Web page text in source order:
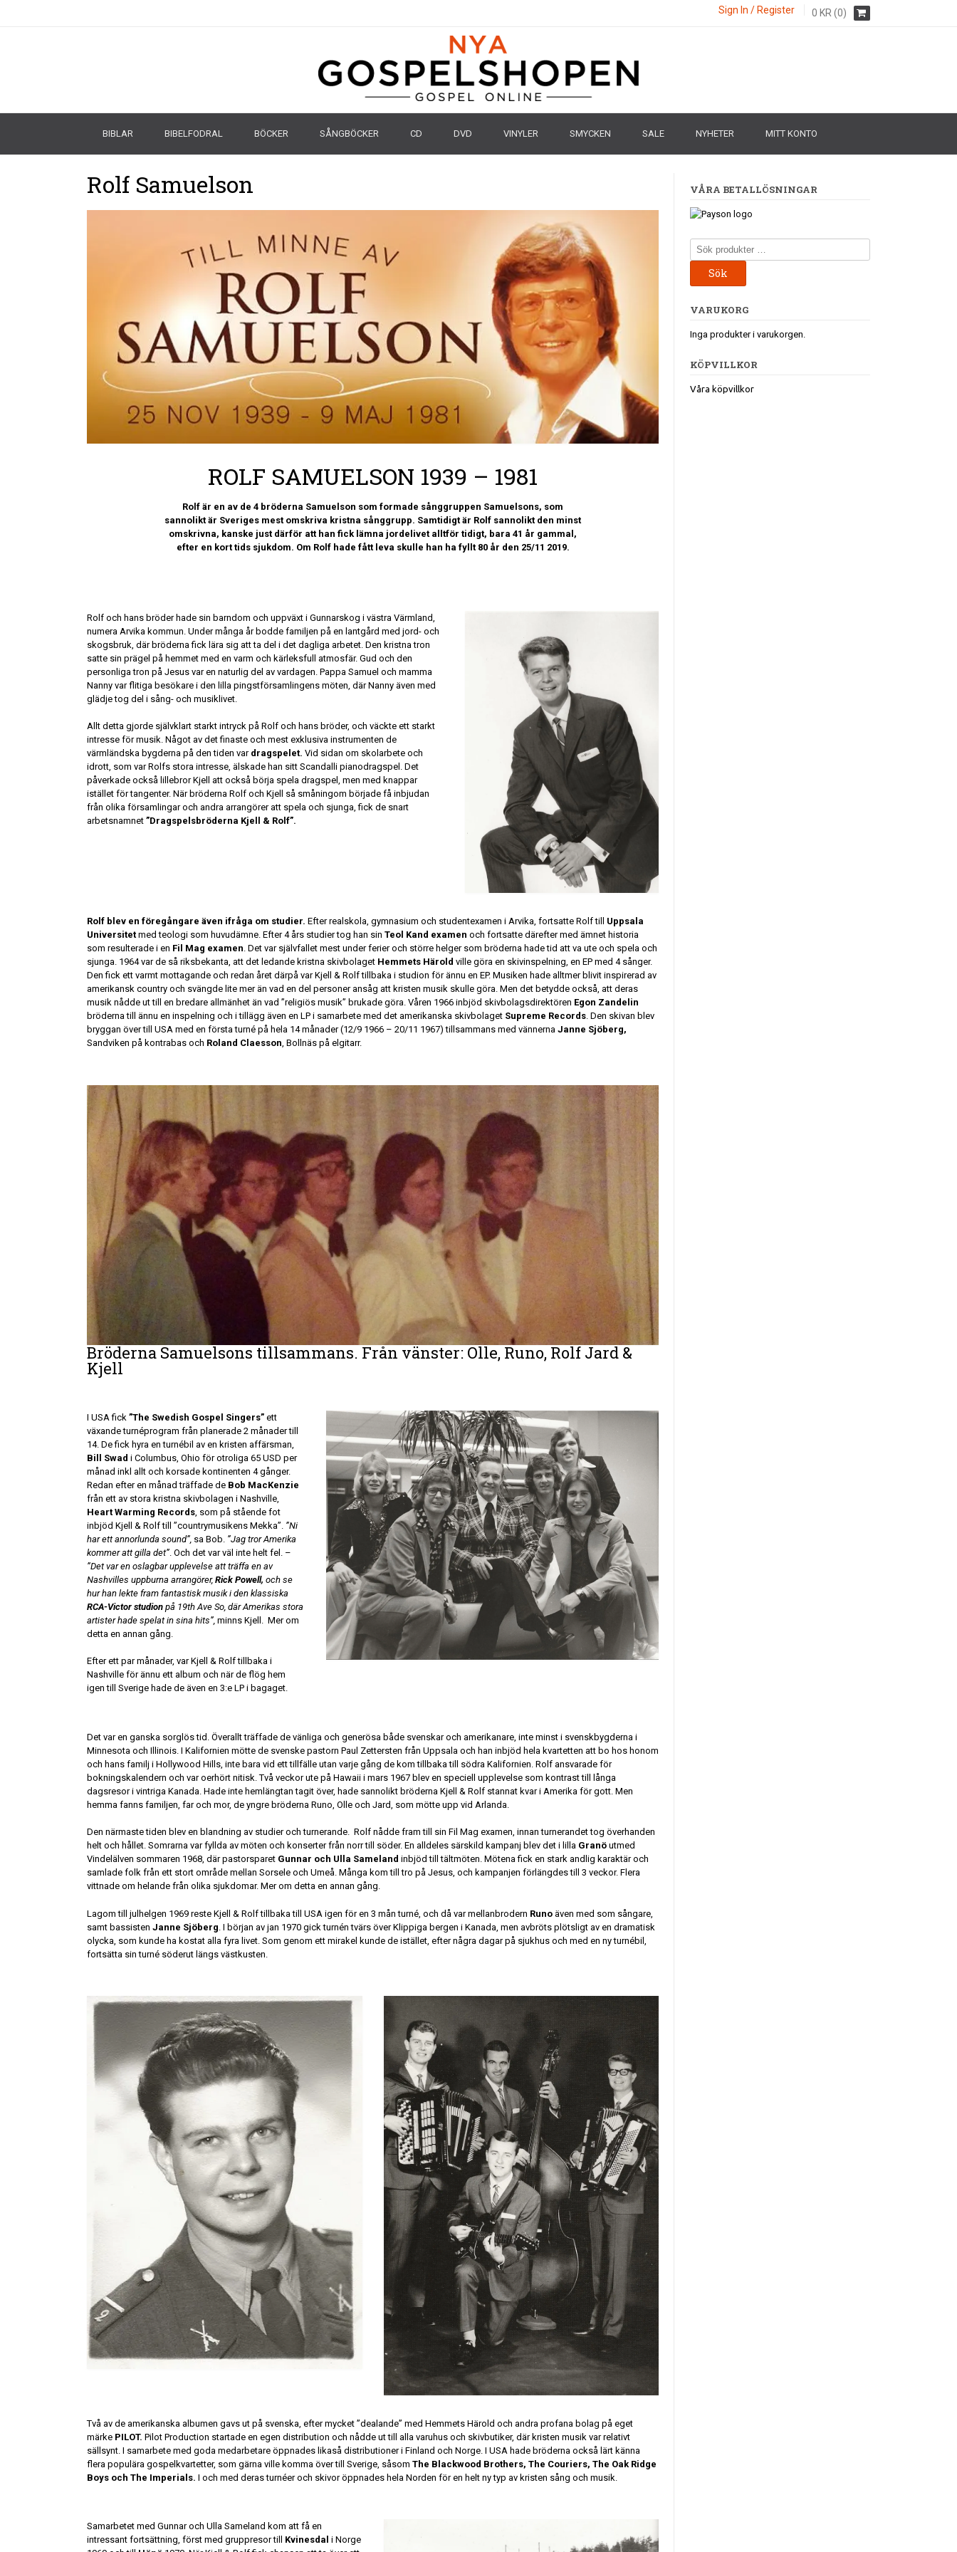
Sign In / Register 0 KR (0)
BIBLAR BIBELFODRAL BÖCKER SÅNGBÖCKER CD DVD VINYLER SMYCKEN SALE NYHETER MITT KONTO
Rolf Samuelson
ROLF SAMUELSON 1939 – 1981
Rolf är en av de 4 bröderna Samuelson som formade sånggruppen Samuelsons, som
sannolikt är Sveriges mest omskriva kristna sånggrupp. Samtidigt är Rolf sannolikt den minst
omskrivna, kanske just därför att han fick lämna jordelivet alltför tidigt, bara 41 år gammal,
efter en kort tids sjukdom. Om Rolf hade fått leva skulle han ha fyllt 80 år den 25/11 2019.
Rolf och hans bröder hade sin barndom och uppväxt i Gunnarskog i västra Värmland,
numera Arvika kommun. Under många år bodde familjen på en lantgård med jord- och
skogsbruk, där bröderna fick lära sig att ta del i det dagliga arbetet. Den kristna tron
satte sin prägel på hemmet med en varm och kärleksfull atmosfär. Gud och den
personliga tron på Jesus var en naturlig del av vardagen. Pappa Samuel och mamma
Nanny var flitiga besökare i den lilla pingstförsamlingens möten, där Nanny även med
glädje tog del i sång- och musiklivet.
Allt detta gjorde självklart starkt intryck på Rolf och hans bröder, och väckte ett starkt
intresse för musik. Något av det finaste och mest exklusiva instrumenten de
värmländska bygderna på den tiden var dragspelet. Vid sidan om skolarbete och
idrott, som var Rolfs stora intresse, älskade han sitt Scandalli pianodragspel. Det
påverkade också lillebror Kjell att också börja spela dragspel, men med knappar
istället för tangenter. När bröderna Rolf och Kjell så småningom började få inbjudan
från olika församlingar och andra arrangörer att spela och sjunga, fick de snart
arbetsnamnet ”Dragspelsbröderna Kjell & Rolf”.
Rolf blev en föregångare även ifråga om studier. Efter realskola, gymnasium och studentexamen i Arvika, fortsatte Rolf till Uppsala
Universitet med teologi som huvudämne. Efter 4 års studier tog han sin Teol Kand examen och fortsatte därefter med ämnet historia
som resulterade i en Fil Mag examen. Det var självfallet mest under ferier och större helger som bröderna hade tid att va ute och spela och
sjunga. 1964 var de så riksbekanta, att det ledande kristna skivbolaget Hemmets Härold ville göra en skivinspelning, en EP med 4 sånger.
Den fick ett varmt mottagande och redan året därpå var Kjell & Rolf tillbaka i studion för ännu en EP. Musiken hade alltmer blivit inspirerad av
amerikansk country och svängde lite mer än vad en del personer ansåg att kristen musik skulle göra. Men det betydde också, att deras
musik nådde ut till en bredare allmänhet än vad ”religiös musik” brukade göra. Våren 1966 inbjöd skivbolagsdirektören Egon Zandelin
bröderna till ännu en inspelning och i tillägg även en LP i samarbete med det amerikanska skivbolaget Supreme Records. Den skivan blev
bryggan över till USA med en första turné på hela 14 månader (12/9 1966 – 20/11 1967) tillsammans med vännerna Janne Sjöberg,
Sandviken på kontrabas och Roland Claesson, Bollnäs på elgitarr.
Bröderna Samuelsons tillsammans. Från vänster: Olle, Runo, Rolf Jard &
Kjell
I USA fick ”The Swedish Gospel Singers” ett
växande turnéprogram från planerade 2 månader till
14. De fick hyra en turnébil av en kristen affärsman,
Bill Swad i Columbus, Ohio för otroliga 65 USD per
månad inkl allt och korsade kontinenten 4 gånger.
Redan efter en månad träffade de Bob MacKenzie
från ett av stora kristna skivbolagen i Nashville,
Heart Warming Records , som på stående fot
inbjöd Kjell & Rolf till ”countrymusikens Mekka”. ”Ni
har ett annorlunda sound”, sa Bob. ”Jag tror Amerika
kommer att gilla det” . Och det var väl inte helt fel. –
”Det var en oslagbar upplevelse att träffa en av
Nashvilles uppburna arrangörer, Rick Powell, och se
hur han lekte fram fantastisk musik i den klassiska
RCA-Victor studion på 19th Ave So, där Amerikas stora
artister hade spelat in sina hits”, minns Kjell.
Mer om
detta en annan gång.
Efter ett par månader, var Kjell & Rolf tillbaka i
Nashville för ännu ett album och när de flög hem
igen till Sverige hade de även en 3:e LP i bagaget.
Det var en ganska sorglös tid. Överallt träffade de vänliga och generösa både svenskar och amerikanare, inte minst i svenskbygderna i
Minnesota och Illinois. I Kalifornien mötte de svenske pastorn Paul Zettersten från Uppsala och han inbjöd hela kvartetten att bo hos honom
och hans familj i Hollywood Hills, inte bara vid ett tillfälle utan varje gång de kom tillbaka till södra Kalifornien. Rolf ansvarade för
bokningskalendern och var oerhört nitisk. Två veckor ute på Hawaii i mars 1967 blev en speciell upplevelse som kontrast till långa
dagsresor i vintriga Kanada. Hade inte hemlängtan tagit över, hade sannolikt bröderna Kjell & Rolf stannat kvar i Amerika för gott. Men
hemma fanns familjen, far och mor, de yngre bröderna Runo, Olle och Jard, som mötte upp vid Arlanda.
Den närmaste tiden blev en blandning av studier och turnerande. Rolf nådde fram till sin Fil Mag examen, innan turnerandet tog överhanden
helt och hållet. Somrarna var fyllda av möten och konserter från norr till söder. En alldeles särskild kampanj blev det i lilla Granö utmed
Vindelälven sommaren 1968, där pastorsparet Gunnar och Ulla Sameland inbjöd till tältmöten. Mötena fick en stark andlig karaktär och
samlade folk från ett stort område mellan Sorsele och Umeå. Många kom till tro på Jesus, och kampanjen förlängdes till 3 veckor. Flera
vittnade om helande från olika sjukdomar. Mer om detta en annan gång.
Lagom till julhelgen 1969 reste Kjell & Rolf tillbaka till USA igen för en 3 mån turné, och då var mellanbrodern Runo även med som sångare,
samt bassisten Janne Sjöberg . I början av jan 1970 gick turnén tvärs över Klippiga bergen i Kanada, men avbröts plötsligt av en dramatisk
olycka, som kunde ha kostat alla fyra livet. Som genom ett mirakel kunde de istället, efter några dagar på sjukhus och med en ny turnébil,
fortsätta sin turné söderut längs västkusten.
Två av de amerikanska albumen gavs ut på svenska, efter mycket ”dealande” med Hemmets Härold och andra profana bolag på eget
märke PILOT. Pilot Production startade en egen distribution och nådde ut till alla varuhus och skivbutiker, där kristen musik var relativt
sällsynt. I samarbete med goda medarbetare öppnades likaså distributioner i Finland och Norge. I USA hade bröderna också lärt känna
flera populära gospelkvartetter, som gärna ville komma över till Sverige, såsom The Blackwood Brothers, The Couriers, The Oak Ridge
Boys och The Imperials. I och med deras turnéer och skivor öppnades hela Norden för en helt ny typ av kristen sång och musik.
Samarbetet med Gunnar och Ulla Sameland kom att få en
intressant fortsättning, först med gruppresor till Kvinesdal i Norge
VÅRA BETALLÖSNINGAR
Sök
efter:
Sök
VARUKORG
Inga produkter i varukorgen.
KÖPVILLKOR
Våra köpvillkor